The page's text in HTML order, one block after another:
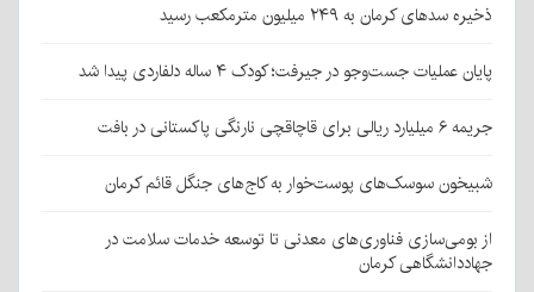
ذخیره سدهای کرمان به ۲۴۹ میلیون مترمکعب رسید
پایان عملیات جست‌وجو در جیرفت؛ کودک ۴ ساله دلفاردی پیدا شد
جریمه ۶ میلیارد ریالی برای قاچاقچی نارنگی پاکستانی در بافت
شبیخون سوسک‌های پوست‌خوار به کاج‌های جنگل قائم کرمان
از بومی‌سازی فناوری‌های معدنی تا توسعه خدمات سلامت در
جهاددانشگاهی کرمان